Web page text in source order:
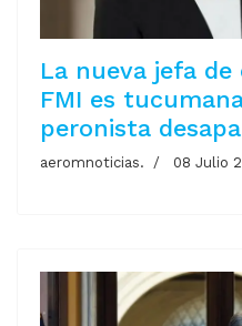
La nueva jefa
FMI es
peronista
aeromnoticias. 08 Julio